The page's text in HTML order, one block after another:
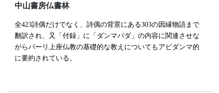
中山書房仏書林
全423詩偶だけでなく、詩偶の背景にある303の因縁物語まで
翻訳され、又「付録」に「ダンマパダ」の内容に関連させな
がらパーリ上座仏教の基礎的な教えについてもアビダンマ的
に要約されている。